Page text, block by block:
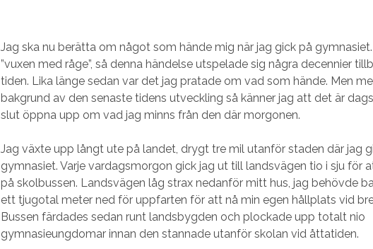
Jag ska nu berätta om något som hände mig när jag gick på
”vuxen med råge”, så denna händelse utspelade sig några decennier
tiden. Lika länge sedan var det jag pratade om vad som hände. Men
bakgrund av den senaste tidens utveckling så känner jag att det är
slut öppna upp om vad jag minns från den där morgonen.
Jag växte upp långt ute på landet, drygt tre mil utanför staden där jag
gymnasiet. Varje vardagsmorgon gick jag ut till landsvägen tio i sju för
på skolbussen. Landsvägen låg strax nedanför mitt hus, jag behövde
ett tjugotal meter ned för uppfarten för att nå min egen hållplats vid
Bussen färdades sedan runt landsbygden och plockade upp totalt nio
gymnasieungdomar innan den stannade utanför skolan vid åttatiden.